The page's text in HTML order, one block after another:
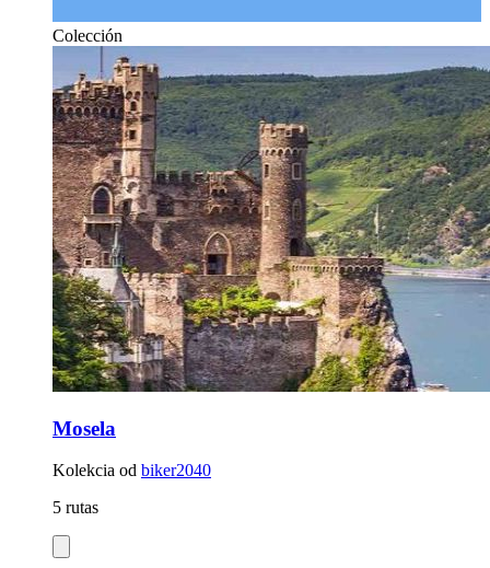
Colección
Mosela
Kolekcia od biker2040
5 rutas